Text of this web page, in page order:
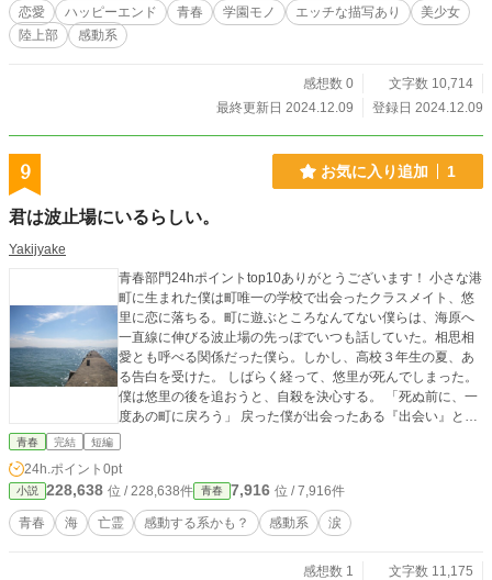
恋愛 ハッピーエンド 青春 学園モノ エッチな描写あり
美少女
陸上部
感動系
感想数 0
文字数 10,714
最終更新日 2024.12.09
登録日 2024.12.09
9 お気に入り追加 1
君は波止場にいるらしい。
Yakijyake
青春部門24hポイントtop10ありがとうございます！ 小さな港
町に生まれた僕は町唯一の学校で出会ったクラスメイト、悠
里に恋に落ちる。町に遊ぶところなんてない僕らは、海原へ
一直線に伸びる波止場の先っぽでいつも話していた。相思相
愛とも呼べる関係だった僕ら。しかし、高校３年生の夏、あ
る告白を受けた。 しばらく経って、悠里が死んでしまった。
僕は悠里の後を追おうと、自殺を決心する。 「死ぬ前に、一
度あの町に戻ろう」 戻った僕が出会ったある『出会い』と
は…？ 夢なのか、現実なのか。錯覚なのか、本物なのか。 幼
投稿予定は以下の通り… 上；投稿済み！ 下；投稿済み！
青春 完結 短編
24h.ポイント 0pt
小説 228,638 位 / 228,638件 青春 7,916 位 / 7,916件
青春 海 亡霊 感動する系かも？ 感動系 涙
感想数 1
文字数 11,175